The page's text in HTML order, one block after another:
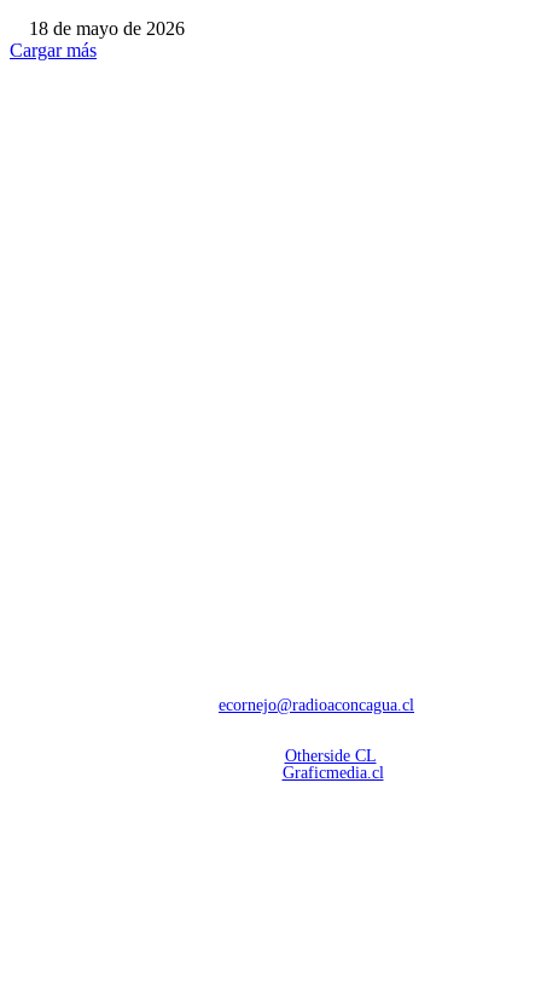
18 de mayo de 2026
Cargar más
ecornejo@radioaconcagua.cl
Otherside CL
Graficmedia.cl